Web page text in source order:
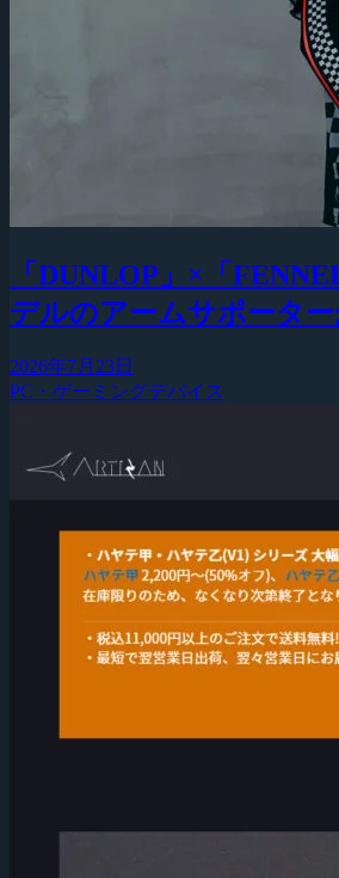
「DUNLOP」×「
デルのアームサポータ
2026年7月23日
PC・ゲーミングデバイス